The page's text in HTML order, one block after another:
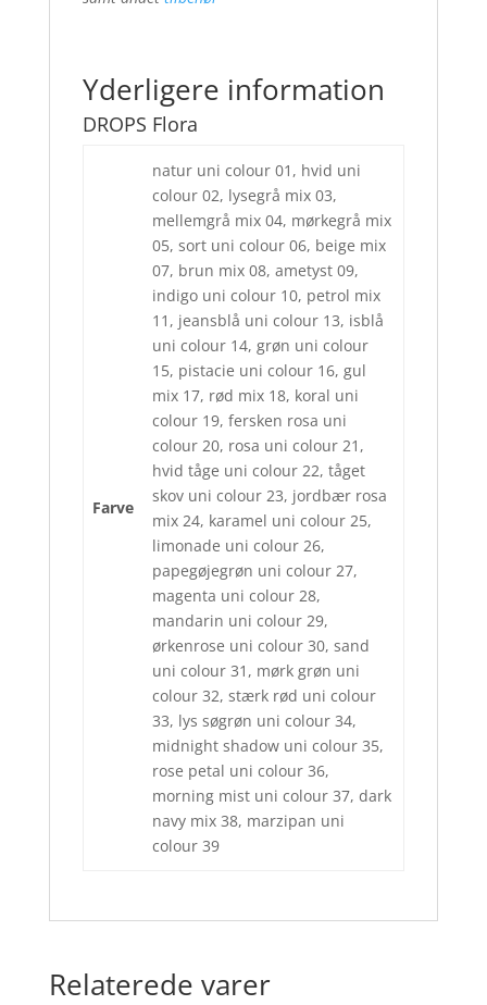
Yderligere information
DROPS Flora
Farve
natur uni colour 01, hvid uni
colour 02, lysegrå mix 03,
mellemgrå mix 04, mørkegrå mix
05, sort uni colour 06, beige mix
07, brun mix 08, ametyst 09,
indigo uni colour 10, petrol mix
11, jeansblå uni colour 13, isblå
uni colour 14, grøn uni colour
15, pistacie uni colour 16, gul
mix 17, rød mix 18, koral uni
colour 19, fersken rosa uni
colour 20, rosa uni colour 21,
hvid tåge uni colour 22, tåget
skov uni colour 23, jordbær rosa
mix 24, karamel uni colour 25,
limonade uni colour 26,
papegøjegrøn uni colour 27,
magenta uni colour 28,
mandarin uni colour 29,
ørkenrose uni colour 30, sand
uni colour 31, mørk grøn uni
colour 32, stærk rød uni colour
33, lys søgrøn uni colour 34,
midnight shadow uni colour 35,
rose petal uni colour 36,
morning mist uni colour 37, dark
navy mix 38, marzipan uni
colour 39
Relaterede varer